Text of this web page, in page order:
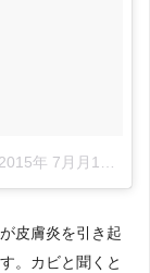
2015年 7月月15日午後3時25分PDT
皮膚炎を引き起
。カビと聞くと